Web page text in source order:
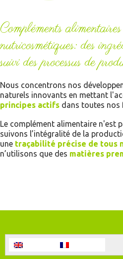
Compléments
nutricosmétiques: des
suivi des processus de
Nous concentrons nos
naturels innovants en mettant
principes actifs dans toutes
Le complément alimentaire n'est
suivons l’intégralité de la
une traçabilité précise de tous
n’utilisons que des matières